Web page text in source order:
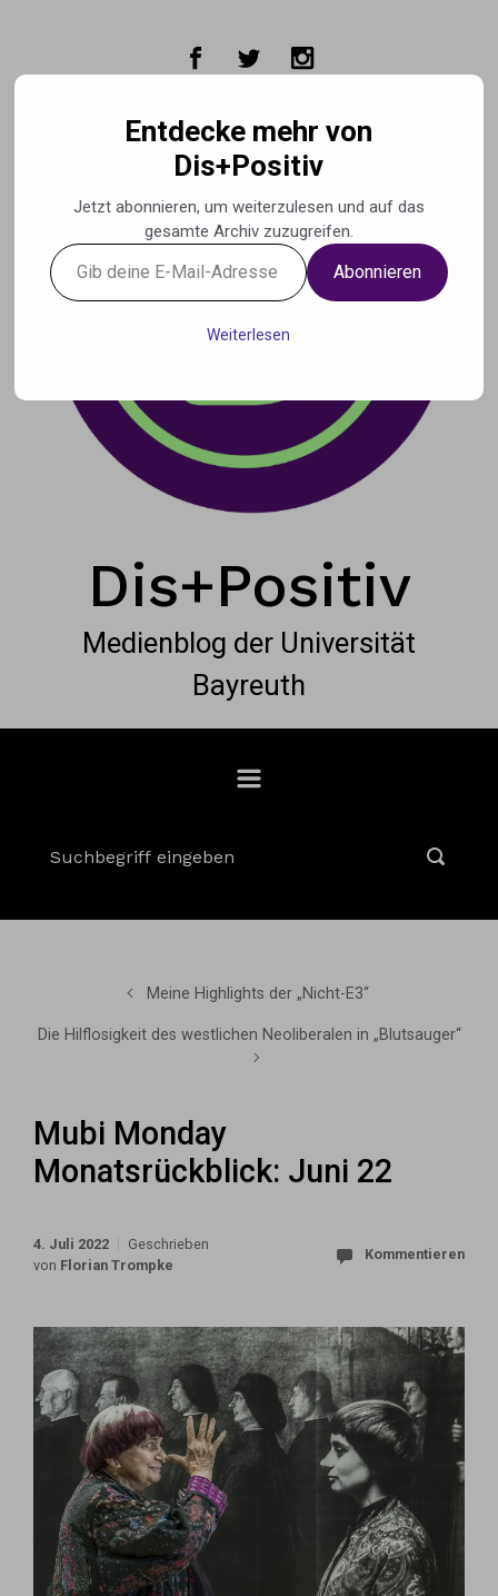
Dis+Positiv
Medienblog der Universität
Bayreuth
Meine Highlights der „Nicht-E3“
Die Hilflosigkeit des westlichen Neoliberalen in „Blutsauger“
Mubi Monday
Monatsrückblick: Juni 22
4. Juli 2022
Geschrieben
von Florian Trompke
Kommentieren
Entdecke mehr von
Dis+Positiv
Jetzt abonnieren, um weiterzulesen und auf das
gesamte Archiv zuzugreifen.
Gib
deine
Abonnieren
Weiterlesen